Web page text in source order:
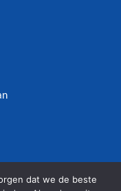
dat we de beste